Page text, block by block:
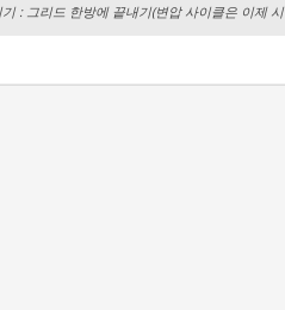
: 그리드 한방에 끝내기(변압 사이클은 이제